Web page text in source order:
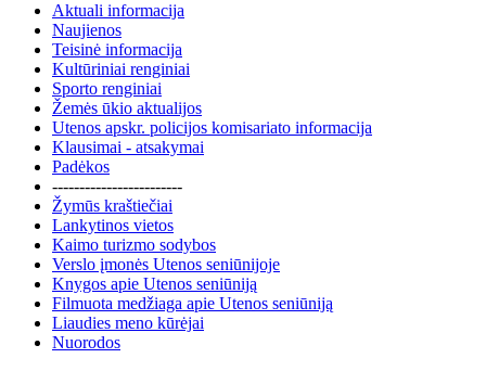
Aktuali informacija
Naujienos
Teisinė informacija
Kultūriniai renginiai
Sporto renginiai
Žemės ūkio aktualijos
Utenos apskr. policijos komisariato informacija
Klausimai - atsakymai
Padėkos
------------------------
Žymūs kraštiečiai
Lankytinos vietos
Kaimo turizmo sodybos
Verslo įmonės Utenos seniūnijoje
Knygos apie Utenos seniūniją
Filmuota medžiaga apie Utenos seniūniją
Liaudies meno kūrėjai
Nuorodos